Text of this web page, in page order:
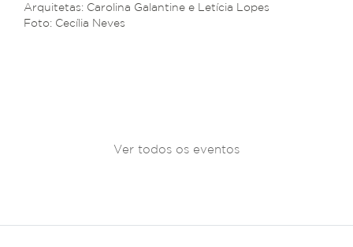
Arquitetas: Carolina Galantine e Letícia Lopes
Foto: Cecília Neves
Ver todos os eventos